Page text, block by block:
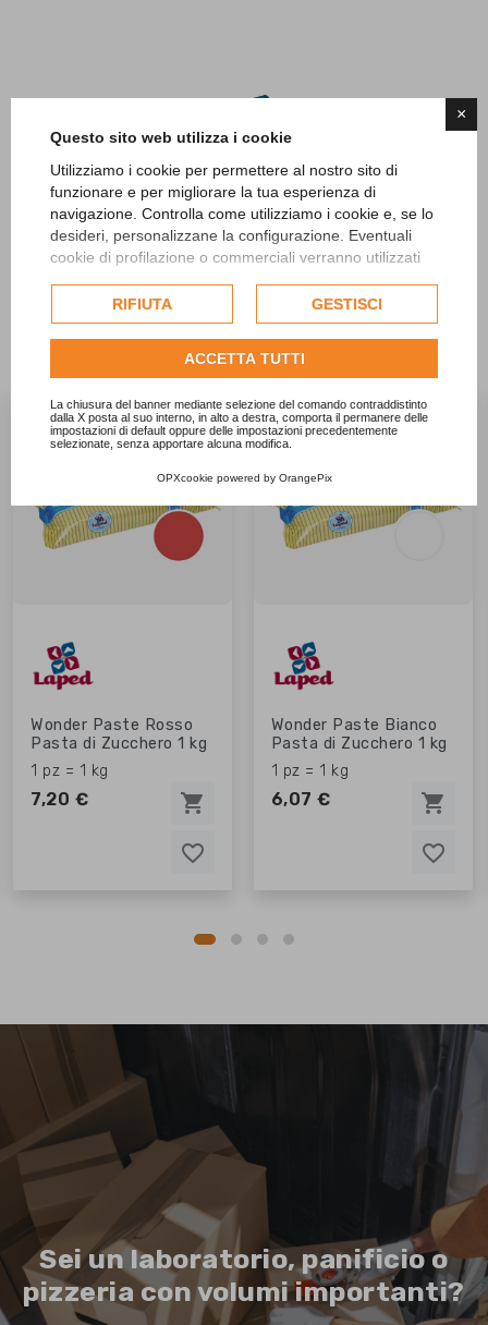
×
Questo sito web utilizza i cookie
Utilizziamo i cookie per permettere al nostro sito di
funzionare e per migliorare la tua esperienza di
navigazione. Controlla come utilizziamo i cookie e, se lo
desideri, personalizzane la configurazione. Eventuali
cookie di profilazione o commerciali verranno utilizzati
dell'utente e, se consentito, potrebbero essere utilizzati
per personalizzare gli annunci pubblicitari. Per ulteriori
informazioni su come Google utilizza i dati raccolti,
politica sulla privacy di Google
Consulta l'informativa cookie completa.
RIFIUTA GESTISCI
ACCETTA TUTTI
La chiusura del banner mediante selezione del comando contraddistinto
dalla X posta al suo interno, in alto a destra, comporta il permanere delle
impostazioni di default oppure delle impostazioni precedentemente
selezionate, senza apportare alcuna modifica.
OPXcookie powered by OrangePix
SCOPRI TUTTI I PRODOTTI

favorite_border
favorite_border
favorite_border
Wonder Paste Rosso
Pasta di Zucchero 1 kg
1 pz = 1 kg
7,20 € shopping_cart

favorite_border
favorite_border
favorite_border
Wonder Paste Bianco
Pasta di Zucchero 1 kg
1 pz = 1 kg
6,07 € shopping_cart
Sei un laboratorio, panificio o
pizzeria con volumi importanti?